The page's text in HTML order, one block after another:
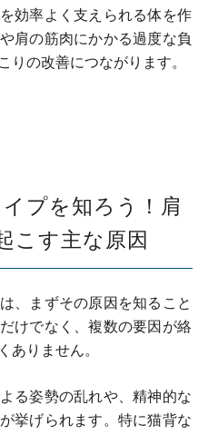
効率よく支えられる体を作
肩の筋肉にかかる過度な負
りの改善につながります。
プを知ろう！肩
こす主な原因
、まずその原因を知ること
けでなく、複数の要因が絡
ありません。
る姿勢の乱れや、精神的な
挙げられます。 特に猫背な